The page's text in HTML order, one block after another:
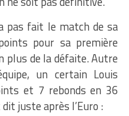
pas fait le match de sa
pour sa première
plus de la défaite. Autre
un certain Louis
et 7 rebonds en 36
juste après l’Euro :